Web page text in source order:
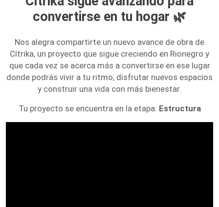
convertirse en tu hogar 🌿
Nos alegra compartirte un nuevo avance de obra de
Cítrika, un proyecto que sigue creciendo en Rionegro y
que cada vez se acerca más a convertirse en ese lugar
donde podrás vivir a tu ritmo, disfrutar nuevos espacios
y construir una vida con más bienestar.
Tu proyecto se encuentra en la etapa: Estructura